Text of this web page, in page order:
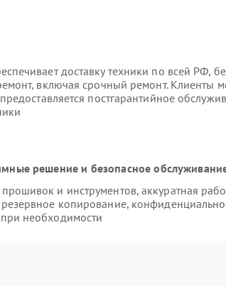
доставку техники по всей РФ,
включая срочный ремонт. Клиенты
постгарантийное
решение и безопасное
и инструментов, аккуратная
копирование,
необходимости